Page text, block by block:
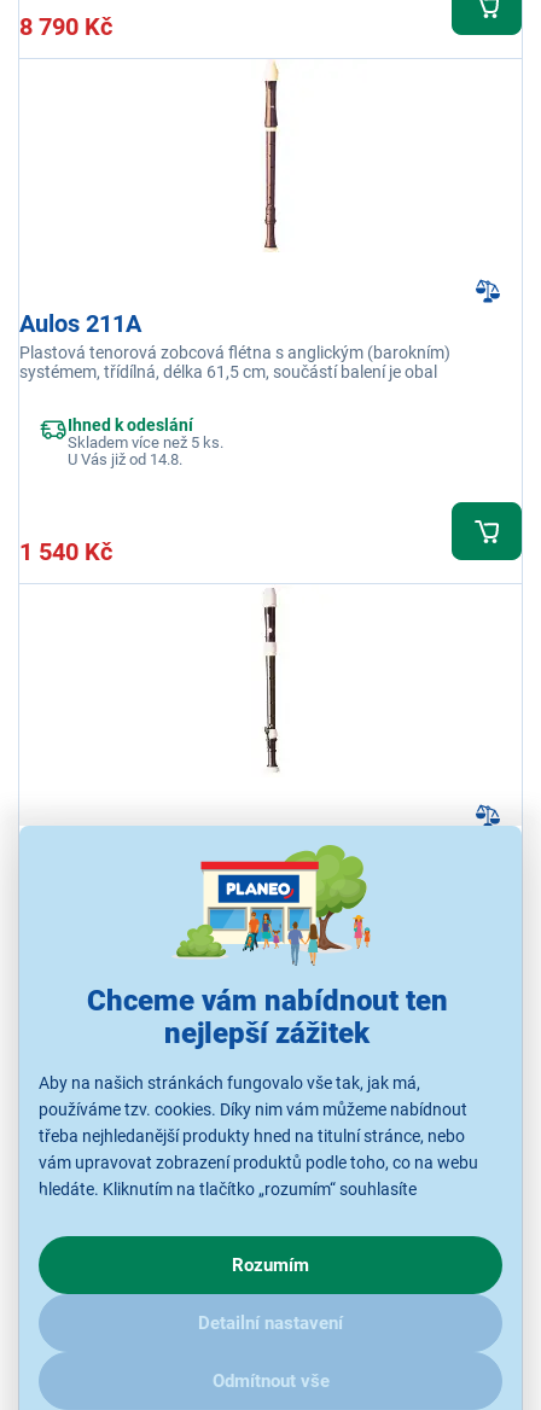
Chceme vám nabídnout ten
nejlepší zážitek
Aby na našich stránkách fungovalo vše tak, jak má,
používáme tzv. cookies. Díky nim vám můžeme nabídnout
třeba nejhledanější produkty hned na titulní stránce, nebo
vám upravovat zobrazení produktů podle toho, co na webu
hledáte. Kliknutím na tlačítko „rozumím“ souhlasíte
chování na webu pro zobrazení cílených reklam. Pokud vás
zajímají detaily, jak u nás s cookies a dalšími údaji pracujeme,
kliknětesem.
Rozumím
Detailní nastavení
Odmítnout vše
8 790 Kč
Aulos 211A
Plastová tenorová zobcová flétna s anglickým (barokním)
systémem, třídílná, délka 61,5 cm, součástí balení je obal
Ihned k odeslání
Skladem více než 5 ks.
U Vás již od 14.8.
1 540 Kč
Plastová tenorová zobcová flétna s anglickým (barokním)
systémem dírek a s C/Cis klapkou, třídílná, délka 64,5 cm, součástí
Skladem více než 5 ks.
U Vás již od 14.8.
2 690 Kč
Aulos 709BW